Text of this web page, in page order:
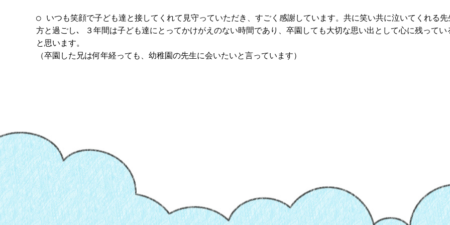
○ いつも笑顔で子ども達と接してくれて見守っていただき、すごく感謝しています。共に笑い共に泣いてくれる先
方と過ごし､ ３年間は子ども達にとってかけがえのない時間であり、卒園しても大切な思い出として心に残ってい
と思います。
（卒園した兄は何年経っても、幼稚園の先生に会いたいと言っています）